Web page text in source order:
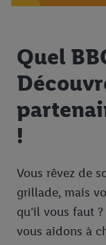
Quel
!
Vous rêvez de
grillade, mais
qu’il vous faut
vous aidons à